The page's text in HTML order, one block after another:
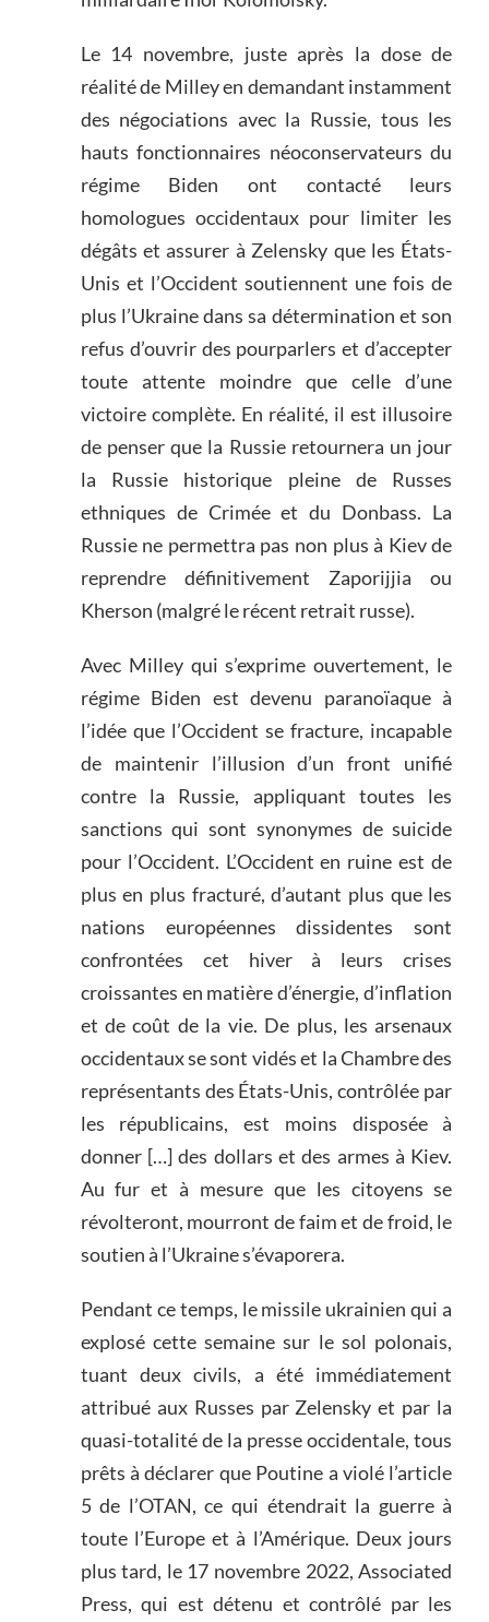
Le 14 novembre, juste après la dose de
réalité de Milley en demandant instamment
des négociations avec la Russie, tous les
hauts fonctionnaires néoconservateurs du
régime Biden ont contacté leurs
homologues occidentaux pour limiter les
dégâts et assurer à Zelensky que les États-
Unis et l’Occident soutiennent une fois de
plus l’Ukraine dans sa détermination et son
refus d’ouvrir des pourparlers et d’accepter
toute attente moindre que celle d’une
victoire complète. En réalité, il est illusoire
de penser que la Russie retournera un jour
la Russie historique pleine de Russes
ethniques de Crimée et du Donbass. La
Russie ne permettra pas non plus à Kiev de
reprendre définitivement Zaporijjia ou
Kherson (malgré le récent retrait russe).
Avec Milley qui s’exprime ouvertement, le
régime Biden est devenu paranoïaque à
l’idée que l’Occident se fracture, incapable
de maintenir l’illusion d’un front unifié
contre la Russie, appliquant toutes les
sanctions qui sont synonymes de suicide
pour l’Occident. L’Occident en ruine est de
plus en plus fracturé, d’autant plus que les
nations européennes dissidentes sont
confrontées cet hiver à leurs crises
croissantes en matière d’énergie, d’inflation
et de coût de la vie. De plus, les arsenaux
occidentaux se sont vidés et la Chambre des
représentants des États-Unis, contrôlée par
les républicains, est moins disposée à
donner […] des dollars et des armes à Kiev.
Au fur et à mesure que les citoyens se
révolteront, mourront de faim et de froid, le
soutien à l’Ukraine s’évaporera.
Pendant ce temps, le missile ukrainien qui a
explosé cette semaine sur le sol polonais,
tuant deux civils, a été immédiatement
attribué aux Russes par Zelensky et par la
quasi-totalité de la presse occidentale, tous
prêts à déclarer que Poutine a violé l’article
5 de l’OTAN, ce qui étendrait la guerre à
toute l’Europe et à l’Amérique. Deux jours
plus tard, le 17 novembre 2022, Associated
Press, qui est détenu et contrôlé par les